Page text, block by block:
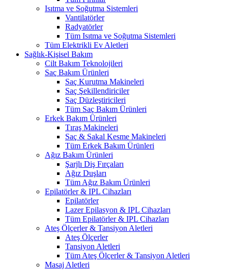
Isıtma ve Soğutma Sistemleri
Vantilatörler
Radyatörler
Tüm Isıtma ve Soğutma Sistemleri
Tüm Elektrikli Ev Aletleri
Sağlık-Kişisel Bakım
Cilt Bakım Teknolojileri
Saç Bakım Ürünleri
Saç Kurutma Makineleri
Saç Şekillendiriciler
Saç Düzleştiricileri
Tüm Saç Bakım Ürünleri
Erkek Bakım Ürünleri
Tıraş Makineleri
Saç & Sakal Kesme Makineleri
Tüm Erkek Bakım Ürünleri
Ağız Bakım Ürünleri
Şarjlı Diş Fırçaları
Ağız Duşları
Tüm Ağız Bakım Ürünleri
Epilatörler & IPL Cihazları
Epilatörler
Lazer Epilasyon & IPL Cihazları
Tüm Epilatörler & IPL Cihazları
Ateş Ölçerler & Tansiyon Aletleri
Ateş Ölçerler
Tansiyon Aletleri
Tüm Ateş Ölçerler & Tansiyon Aletleri
Masaj Aletleri